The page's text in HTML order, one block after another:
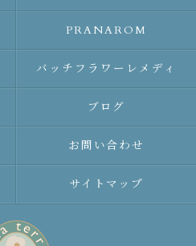
PRANAROM
バッチフラワーレメディ
ブログ
お問い合わせ
サイトマップ